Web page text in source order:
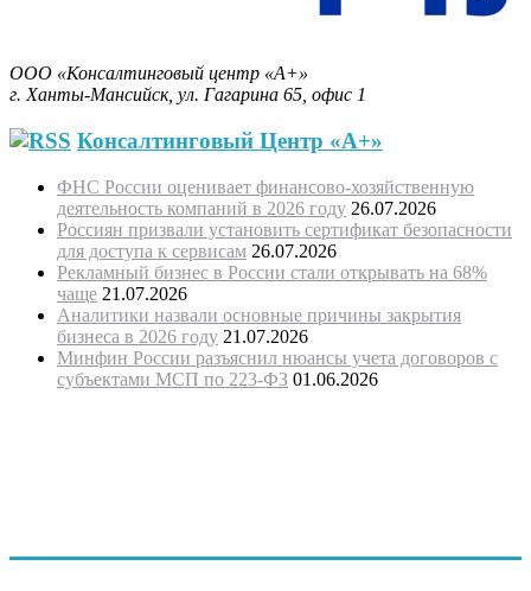
ООО «Консалтинговый центр «А+»
г. Ханты-Мансийск, ул. Гагарина 65, офис 1
Консалтинговый Центр «А+»
ФНС России оценивает финансово-хозяйственную
деятельность компаний в 2026 году 26.07.2026
Россиян призвали установить сертификат безопасности
для доступа к сервисам 26.07.2026
Рекламный бизнес в России стали открывать на 68%
чаще 21.07.2026
Аналитики назвали основные причины закрытия
бизнеса в 2026 году 21.07.2026
Минфин России разъяснил нюансы учета договоров с
субъектами МСП по 223-ФЗ 01.06.2026